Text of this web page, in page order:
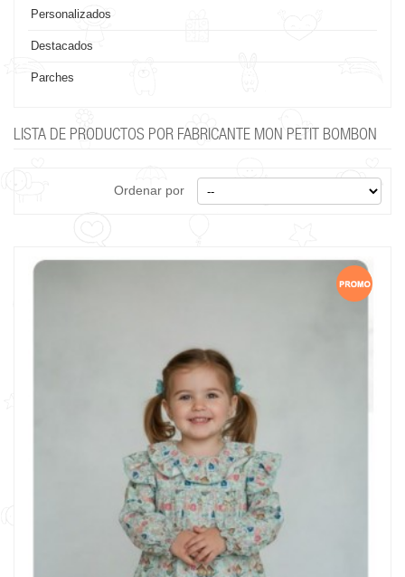
Personalizados
Destacados
Parches
LISTA DE PRODUCTOS POR FABRICANTE MON PETIT BOMBON
Ordenar por